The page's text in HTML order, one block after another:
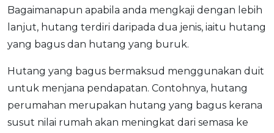
Bagaimanapun apabila anda mengkaji dengan lebih
lanjut, hutang terdiri daripada dua jenis, iaitu hutang
yang bagus dan hutang yang buruk.
Hutang yang bagus bermaksud menggunakan duit
untuk menjana pendapatan. Contohnya, hutang
perumahan merupakan hutang yang bagus kerana
susut nilai rumah akan meningkat dari semasa ke